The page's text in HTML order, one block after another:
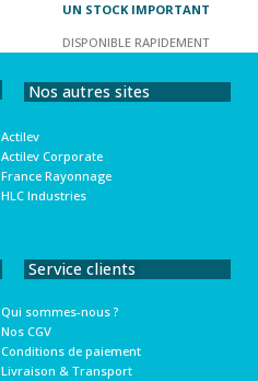
UN STOCK IMPORTANT
DISPONIBLE RAPIDEMENT
Nos autres sites
Actilev
Actilev Corporate
France Rayonnage
HLC Industries
Service clients
Qui sommes-nous ?
Nos CGV
Conditions de paiement
Livraison & Transport